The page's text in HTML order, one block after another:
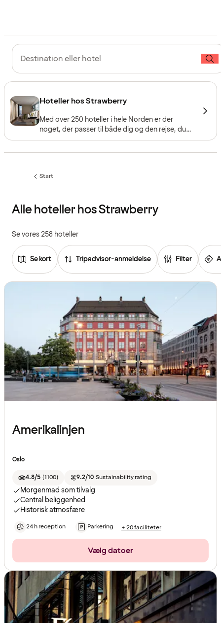
Destination eller hotel
Hoteller hos Strawberry
Med over 250 hoteller i hele Norden er der
noget, der passer til både dig og den rejse, du
har i tankerne – uanset om du søger afslapning,
Start
Alle hoteller hos Strawberry
Se vores 258 hoteller
Se kort Tripadvisor-anmeldelse Filter
Se
Amerikalinjen
Oslo
4.8/5 (1100) 9.2/10 Sustainability rating
Morgenmad som tilvalg
Central beliggenhed
Historisk atmosfære
24 h reception Parkering + 20 faciliteter
Vælg datoer